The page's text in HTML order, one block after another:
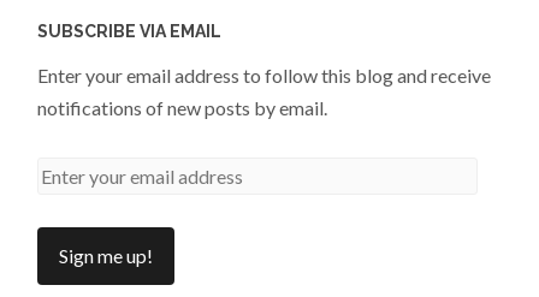
SUBSCRIBE VIA EMAIL
Enter your email address to follow this blog and receive
notifications of new posts by email.